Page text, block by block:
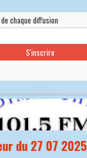
chaque diffusion
S'inscrire
du 27 07 2025